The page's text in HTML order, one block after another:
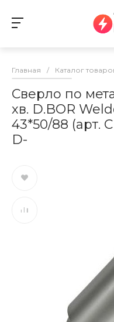
Главная / Каталог
Сверло по
хв. D.BOR
43*50/88 (арт.
D-